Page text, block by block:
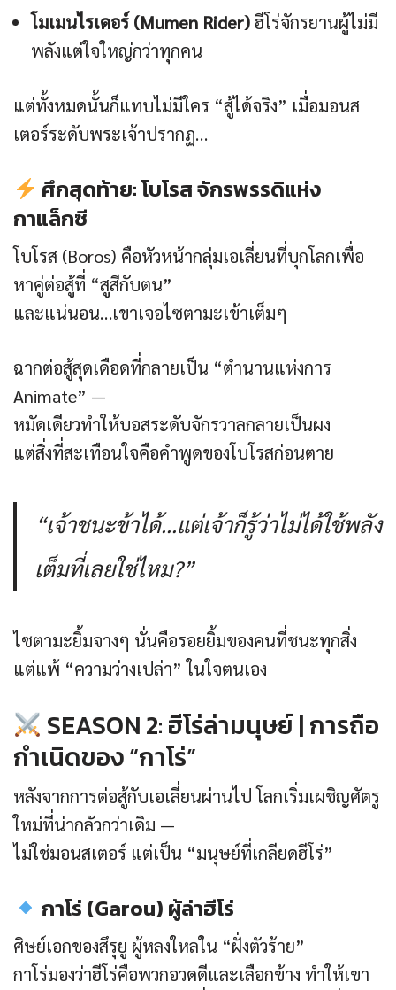
โมเมนไรเดอร์ (Mumen Rider)ฮีโร่จักรยานผู้ไม่มี
พลังแต่ใจใหญ่กว่าทุกคน
แต่ทั้งหมดนั้นก็แทบไม่มีใคร “สู้ได้จริง” เมื่อมอนส
เตอร์ระดับพระเจ้าปรากฏ…
ศึกสุดท้าย: โบโรส จักรพรรดิแห่ง
กาแล็กซี
โบโรส (Boros) คือหัวหน้ากลุ่มเอเลี่ยนที่บุกโลกเพื่อ
หาคู่ต่อสู้ที่ “สูสีกับตน”
และแน่นอน…เขาเจอไซตามะเข้าเต็มๆ
ฉากต่อสู้สุดเดือดที่กลายเป็น “ตำนานแห่งการ
Animate” —
หมัดเดียวทำให้บอสระดับจักรวาลกลายเป็นผง
แต่สิ่งที่สะเทือนใจคือคำพูดของโบโรสก่อนตาย
“เจ้าชนะข้าได้…แต่เจ้าก็รู้ว่าไม่ได้ใช้พลัง
เต็มที่เลยใช่ไหม?”
ไซตามะยิ้มจางๆ นั่นคือรอยยิ้มของคนที่ชนะทุกสิ่ง
แต่แพ้ “ความว่างเปล่า” ในใจตนเอง
SEASON 2: ฮีโร่ล่ามนุษย์ | การถือ
กำเนิดของ “กาโร่”
หลังจากการต่อสู้กับเอเลี่ยนผ่านไป โลกเริ่มเผชิญศัตรู
ใหม่ที่น่ากลัวกว่าเดิม —
ไม่ใช่มอนสเตอร์ แต่เป็น “มนุษย์ที่เกลียดฮีโร่”
กาโร่ (Garou) ผู้ล่าฮีโร่
ศิษย์เอกของสึรุยู ผู้หลงใหลใน “ฝั่งตัวร้าย”
กาโร่มองว่าฮีโร่คือพวกอวดดีและเลือกข้าง ทำให้เขา